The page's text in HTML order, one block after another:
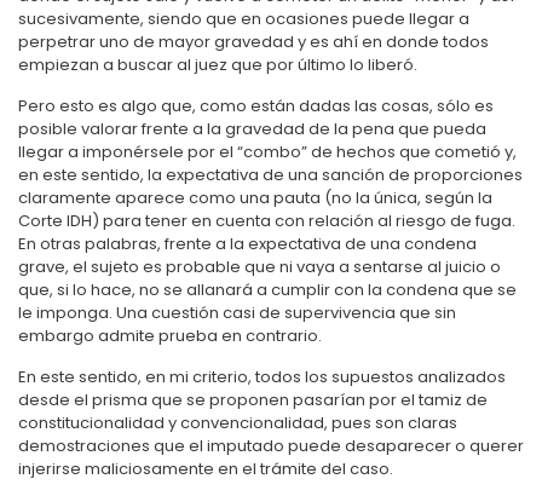
sucesivamente, siendo que en ocasiones puede llegar a
perpetrar uno de mayor gravedad y es ahí en donde todos
empiezan a buscar al juez que por último lo liberó.
Pero esto es algo que, como están dadas las cosas, sólo es
posible valorar frente a la gravedad de la pena que pueda
llegar a imponérsele por el “combo” de hechos que cometió y,
en este sentido, la expectativa de una sanción de proporciones
claramente aparece como una pauta (no la única, según la
Corte IDH) para tener en cuenta con relación al riesgo de fuga.
En otras palabras, frente a la expectativa de una condena
grave, el sujeto es probable que ni vaya a sentarse al juicio o
que, si lo hace, no se allanará a cumplir con la condena que se
le imponga. Una cuestión casi de supervivencia que sin
embargo admite prueba en contrario.
En este sentido, en mi criterio, todos los supuestos analizados
desde el prisma que se proponen pasarían por el tamiz de
constitucionalidad y convencionalidad, pues son claras
demostraciones que el imputado puede desaparecer o querer
injerirse maliciosamente en el trámite del caso.